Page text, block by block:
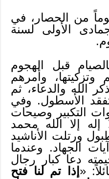
من الحصار، في
الأولى لسنة
قبل الهجوم
وتزكيتها، وأمرهم
الله والدعاء، ثم
الأسطول. وفي
التكبير وصيحات
إلا الله محمد
ورتلت الأناشيد
الجهاد. وعندما
دعا كبار رجال
« إذا تم لنا فتح